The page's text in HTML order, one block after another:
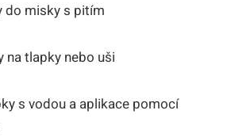
do misky s pitím
na tlapky nebo uši
s vodou a aplikace pomocí